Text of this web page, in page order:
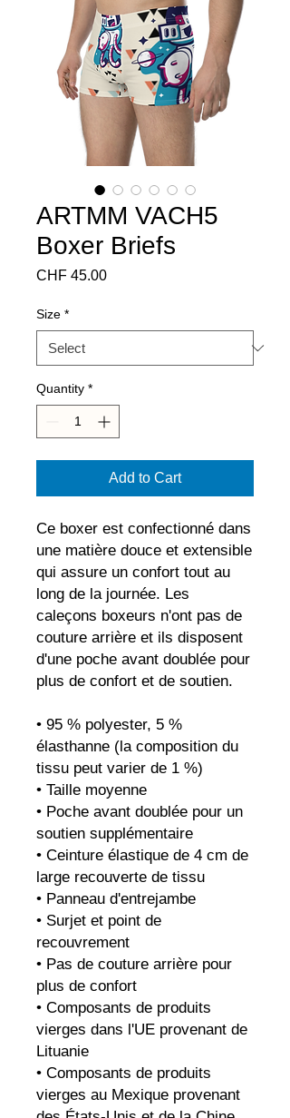
ARTMM VACH5
Boxer Briefs
CHF 45.00Price
Size *
Quantity *
Add to Cart
Ce boxer est confectionné dans
une matière douce et extensible
qui assure un confort tout au
long de la journée. Les
caleçons boxeurs n'ont pas de
couture arrière et ils disposent
d'une poche avant doublée pour
plus de confort et de soutien.
• 95 % polyester, 5 %
élasthanne (la composition du
tissu peut varier de 1 %)
• Taille moyenne
• Poche avant doublée pour un
soutien supplémentaire
• Ceinture élastique de 4 cm de
large recouverte de tissu
• Panneau d'entrejambe
• Surjet et point de
recouvrement
• Pas de couture arrière pour
plus de confort
• Composants de produits
vierges dans l'UE provenant de
Lituanie
• Composants de produits
vierges au Mexique provenant